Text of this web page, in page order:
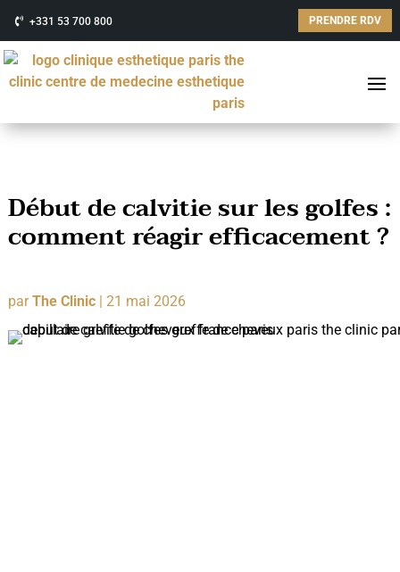
+331 53 700 800 PRENDRE RDV
Début de calvitie sur les golfes :
comment réagir efficacement ?
parThe Clinic| 21 mai 2026